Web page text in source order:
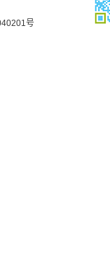
号